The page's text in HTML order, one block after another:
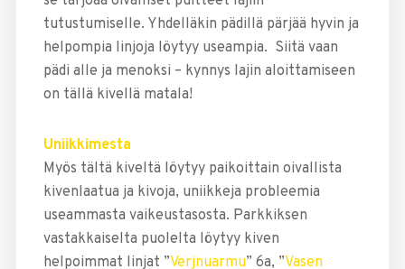
tutustumiselle. Yhdelläkin pädillä pärjää hyvin ja
helpompia linjoja löytyy useampia. Siitä vaan
pädi alle ja menoksi – kynnys lajin aloittamiseen
on tällä kivellä matala!
Uniikkimesta
Myös tältä kiveltä löytyy paikoittain oivallista
kivenlaatua ja kivoja, uniikkeja probleemia
useammasta vaikeustasosta. Parkkiksen
vastakkaiselta puolelta löytyy kiven
helpoimmat linjat ”Verjnuarmu” 6a, ”Vasen